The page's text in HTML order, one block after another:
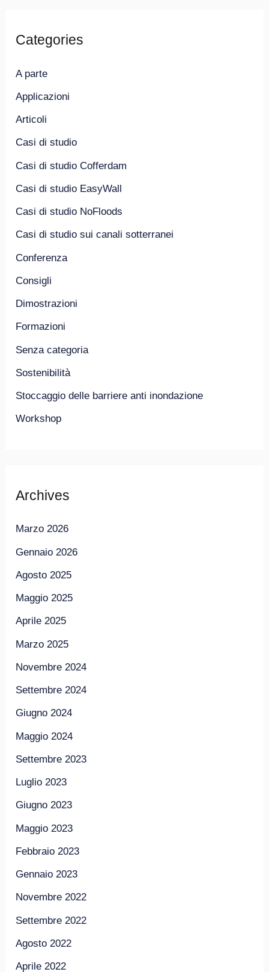
Categories
A parte
Applicazioni
Articoli
Casi di studio
Casi di studio Cofferdam
Casi di studio EasyWall
Casi di studio NoFloods
Casi di studio sui canali sotterranei
Conferenza
Consigli
Dimostrazioni
Formazioni
Senza categoria
Sostenibilità
Stoccaggio delle barriere anti inondazione
Workshop
Archives
Marzo 2026
Gennaio 2026
Agosto 2025
Maggio 2025
Aprile 2025
Marzo 2025
Novembre 2024
Settembre 2024
Giugno 2024
Maggio 2024
Settembre 2023
Luglio 2023
Giugno 2023
Maggio 2023
Febbraio 2023
Gennaio 2023
Novembre 2022
Settembre 2022
Agosto 2022
Aprile 2022